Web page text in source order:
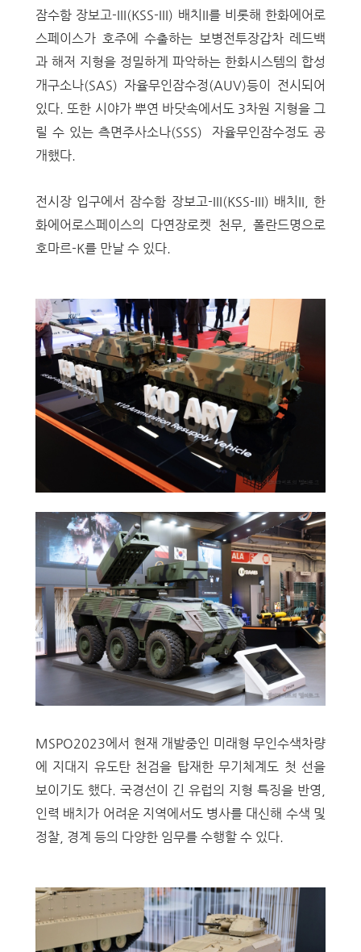
잠수함 장보고-III(KSS-III) 배치II를 비롯해 한화에어로
스페이스가 호주에 수출하는 보병전투장갑차 레드백
과 해저 지형을 정밀하게 파악하는 한화시스템의 합성
개구소나(SAS) 자율무인잠수정(AUV)등이 전시되어
있다. 또한 시야가 뿌연 바닷속에서도 3차원 지형을 그
릴 수 있는 측면주사소나(SSS) 자율무인잠수정도 공
개했다.
전시장 입구에서 잠수함 장보고-III(KSS-III) 배치II,
한
화에어로스페이스의 다연장로켓 천무, 폴란드명으로
호마르-K를 만날 수 있다.
MSPO2023에서 현재 개발중인 미래형 무인수색차량
에 지대지 유도탄 천검을 탑재한 무기체계도 첫 선을
보이기도 했다. 국경선이 긴 유럽의 지형 특징을 반영,
인력 배치가 어려운 지역에서도 병사를 대신해 수색 및
정찰, 경계 등의 다양한 임무를 수행할 수 있다.